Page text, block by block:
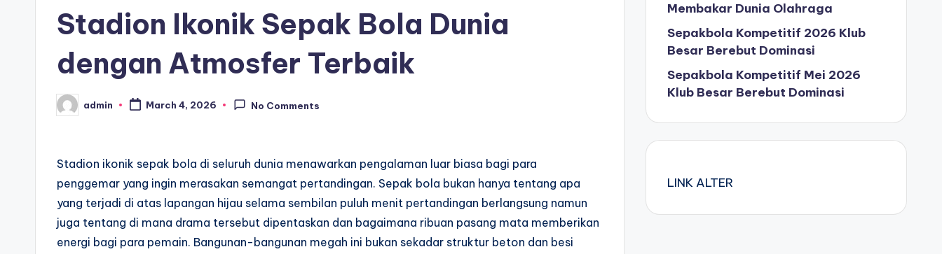
Stadion Ikonik Sepak Bola Dunia
dengan Atmosfer Terbaik
Posted
by
admin March 4, 2026 No Comments
Stadion ikonik sepak bola di seluruh dunia menawarkan pengalaman luar biasa bagi para
penggemar yang ingin merasakan semangat pertandingan. Sepak bola bukan hanya tentang apa
yang terjadi di atas lapangan hijau selama sembilan puluh menit pertandingan berlangsung namun
juga tentang di mana drama tersebut dipentaskan dan bagaimana ribuan pasang mata memberikan
energi bagi para pemain. Bangunan-bangunan megah ini bukan sekadar struktur beton dan besi
Membakar Dunia Olahraga
Sepakbola Kompetitif 2026 Klub
Besar Berebut Dominasi
Sepakbola Kompetitif Mei 2026
Klub Besar Berebut Dominasi
LINK ALTER